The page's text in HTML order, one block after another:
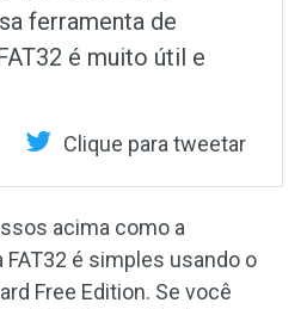
ferramenta de
é muito útil e
Clique para tweetar
acima como a
FAT32 é simples usando o
Free Edition. Se você